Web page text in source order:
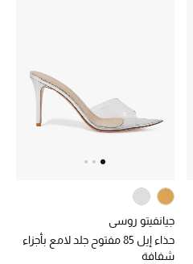
جيانفيتو روسي
حذاء إيل 85 مفتوح جلد لامع بأجزاء
شفافة